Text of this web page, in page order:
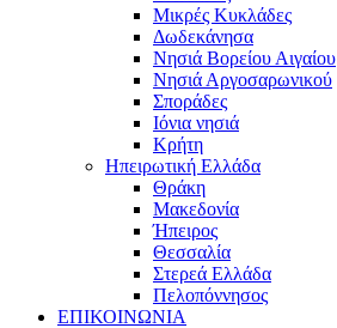
Μικρές Κυκλάδες
Δωδεκάνησα
Νησιά Βορείου Αιγαίου
Νησιά Αργοσαρωνικού
Σποράδες
Ιόνια νησιά
Κρήτη
Ηπειρωτική Ελλάδα
Θράκη
Μακεδονία
Ήπειρος
Θεσσαλία
Στερεά Ελλάδα
Πελοπόννησος
ΕΠΙΚΟΙΝΩΝΙΑ